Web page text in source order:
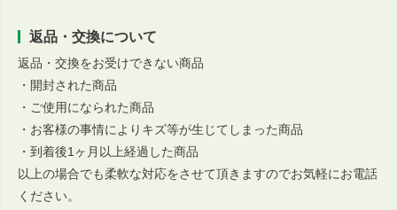
返品・交換について
返品・交換をお受けできない商品
・開封された商品
・ご使用になられた商品
・お客様の事情によりキズ等が生じてしまった商品
・到着後1ヶ月以上経過した商品
以上の場合でも柔軟な対応をさせて頂きますのでお気軽にお電話
ください。